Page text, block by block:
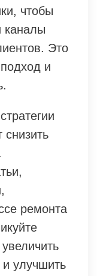
чтобы
каналы
Это
и
снизить
ремонта
и улучшить